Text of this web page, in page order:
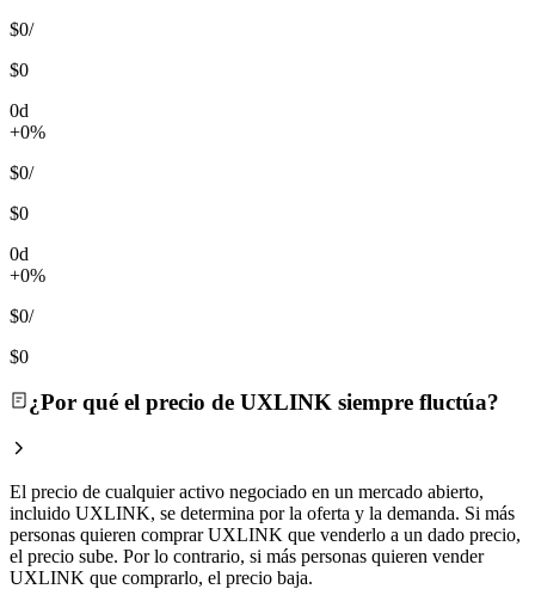
$0/
$0
0d
+0%
$0/
$0
0d
+0%
$0/
$0
¿Por qué el precio de UXLINK siempre fluctúa?
El precio de cualquier activo negociado en un mercado abierto,
incluido UXLINK, se determina por la oferta y la demanda. Si más
personas quieren comprar UXLINK que venderlo a un dado precio,
el precio sube. Por lo contrario, si más personas quieren vender
UXLINK que comprarlo, el precio baja.